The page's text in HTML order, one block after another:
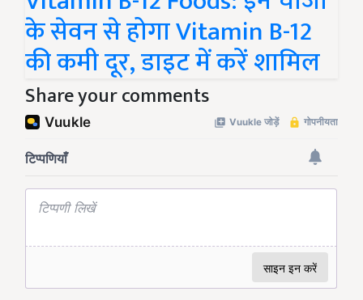
के सेवन से होगा Vitamin B-12
की कमी दूर, डाइट में करें शामिल
Share your comments